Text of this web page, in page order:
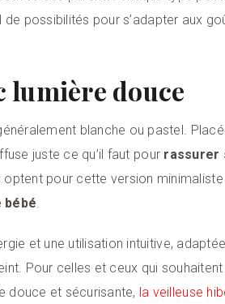
possibilités pour s’adapter aux
lumière douce
blanche ou pastel.
juste ce qu’il faut pour rassurer
optent pour cette version minimaliste
bébé.
et une utilisation intuitive,
Pour celles et ceux qui
douce et sécurisante, la veilleuse